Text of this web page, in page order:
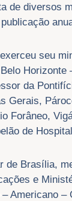
de diversos
seu
Horizonte
da
Gerais,
Forâneo,
de
de Brasília,
e
Americano –